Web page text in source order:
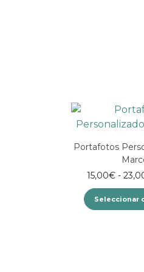
Portafotos
15,00€ -
Seleccionar